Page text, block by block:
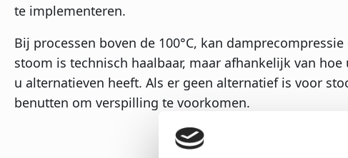
te implementeren.
Bij processen boven de 100°C, kan
stoom is technisch haalbaar, maar afhankelijk van
u alternatieven heeft. Als er geen alternatief is voor
benutten om verspilling te voorkomen.